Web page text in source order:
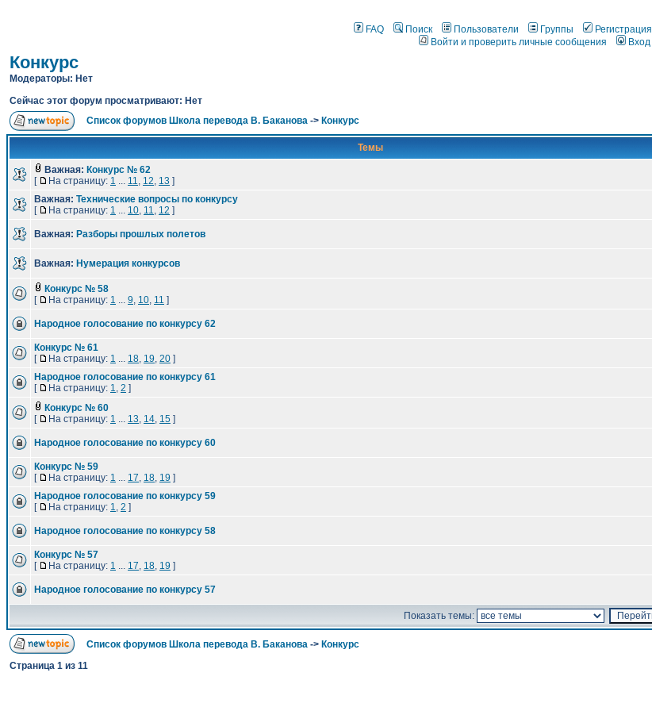
FAQ Поиск Пользователи Группы Регистрация
Войти и проверить личные сообщения
Вход
Конкурс
Модераторы: Нет
Сейчас этот форум просматривают: Нет
Список форумов Школа перевода В. Баканова -> Конкурс
Темы
Важная: Конкурс № 62
[
На страницу: 1 ... 11, 12, 13 ]
Важная: Технические вопросы по конкурсу
[
На страницу: 1 ... 10, 11, 12 ]
Важная: Разборы прошлых полетов
Важная: Нумерация конкурсов
Конкурс № 58
[
На страницу: 1 ... 9, 10, 11 ]
Народное голосование по конкурсу 62
Конкурс № 61
[
На страницу: 1 ... 18, 19, 20 ]
Народное голосование по конкурсу 61
[
На страницу: 1, 2 ]
Конкурс № 60
[
На страницу: 1 ... 13, 14, 15 ]
Народное голосование по конкурсу 60
Конкурс № 59
[
На страницу: 1 ... 17, 18, 19 ]
Народное голосование по конкурсу 59
[
На страницу: 1, 2 ]
Народное голосование по конкурсу 58
Конкурс № 57
[
На страницу: 1 ... 17, 18, 19 ]
Народное голосование по конкурсу 57
Показать темы:
Список форумов Школа перевода В. Баканова -> Конкурс
Страница 1 из 11